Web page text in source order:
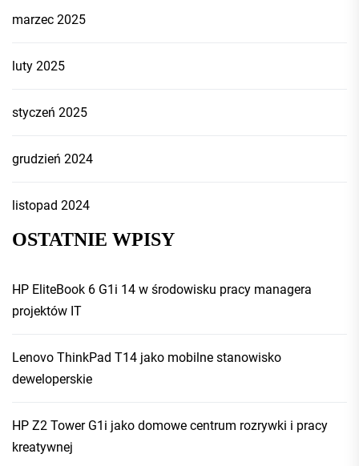
marzec 2025
luty 2025
styczeń 2025
grudzień 2024
listopad 2024
OSTATNIE WPISY
HP EliteBook 6 G1i 14 w środowisku pracy managera
projektów IT
Lenovo ThinkPad T14 jako mobilne stanowisko
deweloperskie
HP Z2 Tower G1i jako domowe centrum rozrywki i pracy
kreatywnej